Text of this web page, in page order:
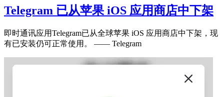
Telegram 已从苹果 iOS 应用商店中下架
即时通讯应用Telegram已从全球苹果 iOS 应用商店中下架，现
有已安装仍可正常使用。 —— Telegram